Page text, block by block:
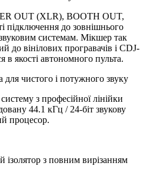
OUT (XLR), BOOTH OUT,
підключення до зовнішнього
системам. Мікшер так
до вінілових програвачів і CDJ-
в якості автономного пульта.
для чистого і потужного звуку
з професійної лінійки
44.1 кГц / 24-біт звукову
процесор.
з повним вирізанням